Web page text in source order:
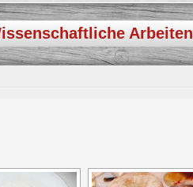
Arbeiten